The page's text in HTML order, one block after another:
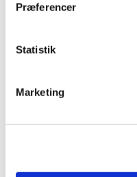
Præferencer
Statistik
Marketing
oktober (2)
august (2)
maj (2)
2009 (14)